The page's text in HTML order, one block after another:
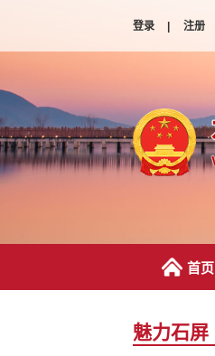
登录 | 注册
首页
魅力石屏